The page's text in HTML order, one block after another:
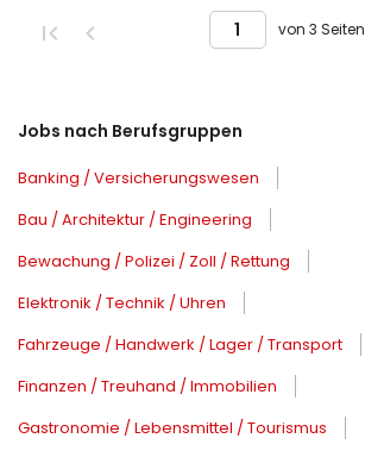
von 3 Seiten
Jobs nach Berufsgruppen
Banking / Versicherungswesen
Bau / Architektur / Engineering
Bewachung / Polizei / Zoll / Rettung
Elektronik / Technik / Uhren
Fahrzeuge / Handwerk / Lager / Transport
Finanzen / Treuhand / Immobilien
Gastronomie / Lebensmittel / Tourismus